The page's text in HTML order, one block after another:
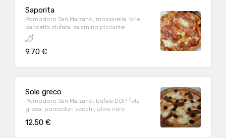
Saporita
Pomodoro San Marzano, mozzarella, brie,
pancetta stufata, salamino piccante
9.70 €
Sole greco
Pomodoro San Marzano, bufala DOP, feta
greca, pomodori secchi, olive nere
12.50 €